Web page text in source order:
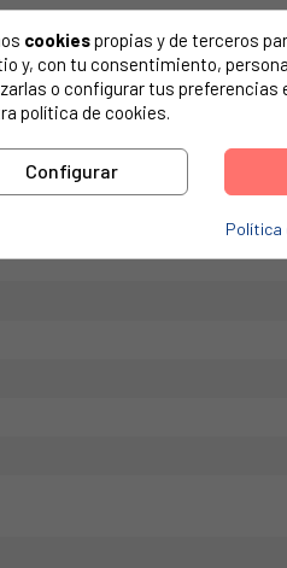
de tu electrodoméstico.
BOSCH....
cookiespropias y de terceros
y, con tu consentimiento,
o configurar tus
política de cookies.
Configurar
Política